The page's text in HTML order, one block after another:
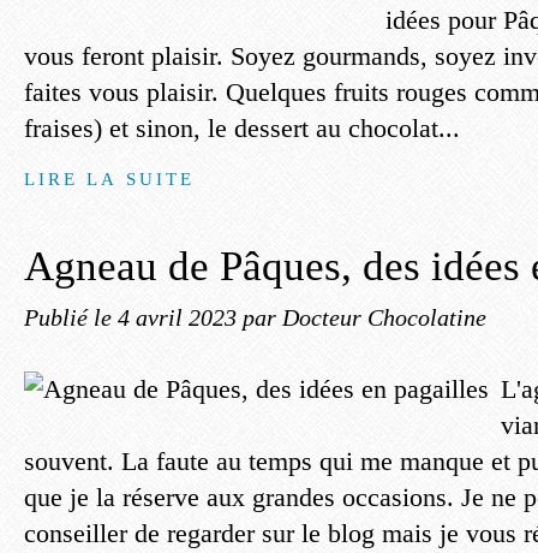
idées pour
vous feront plaisir. Soyez gourmands, soyez
faites vous plaisir. Quelques fruits rouges
fraises) et sinon, le dessert au chocolat...
LIRE LA SUITE
Agneau de Pâques, des
Publié le 4 avril 2023 par Docteur Chocolatine
souvent. La faute au temps qui me manque et
que je la réserve aux grandes occasions. Je ne
conseiller de regarder sur le blog mais je vous